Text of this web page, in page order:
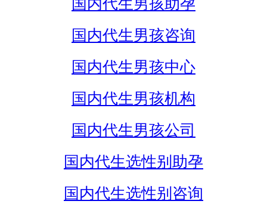
国内代生男孩助孕
国内代生男孩咨询
国内代生男孩中心
国内代生男孩机构
国内代生男孩公司
国内代生选性别助孕
国内代生选性别咨询